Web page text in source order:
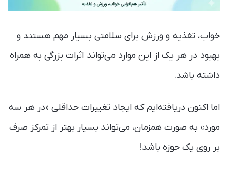
خواب، تغذیه و ورزش برای سلامتی بسیار مهم هستند و
بهبود در هر یک از این موارد می‌تواند اثرات بزرگی به همراه
داشته باشد.
اما اکنون دریافته‌ایم که ایجاد تغییرات حداقلی «در هر سه
مورد» به صورت همزمان، می‌تواند بسیار بهتر از تمرکز صرف
بر روی یک حوزه باشد!